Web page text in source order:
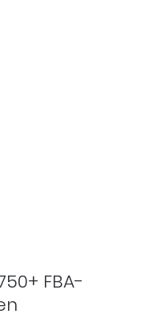
FBA-